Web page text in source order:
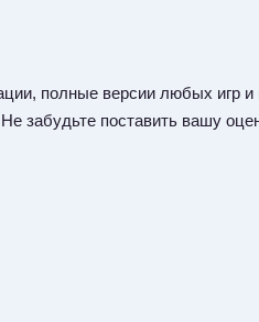
полные версии любых игр
забудьте поставить вашу